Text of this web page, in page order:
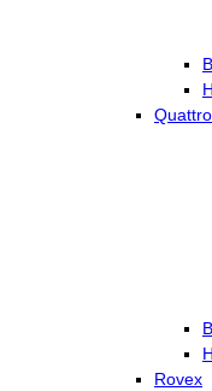
Rovex